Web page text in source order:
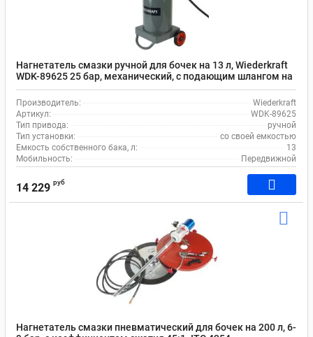
Нагнетатель смазки ручной для бочек на 13 л, Wiederkraft
WDK-89625 25 бар, механический, с подающим шлангом на
2.5 м
Производитель:
Wiederkraft
Артикул:
WDK-89625
Тип привода:
ручной
Тип установки:
со своей емкостью
Емкость собственного бака, л:
13
Мобильность:
Передвижной
14 229 руб
Нагнетатель смазки пневматический для бочек на 200 л, 6-